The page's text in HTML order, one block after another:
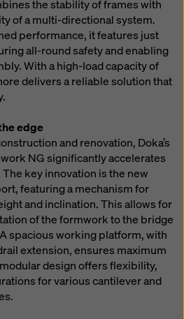
the stability of frames with
of a multi-directional system.
performance, it features just
all-round safety and enabling
With a high-load capacity of
delivers a reliable solution that
edge
and renovation, Doka’s
NG significantly accelerates
key innovation is the new
featuring a mechanism for
and inclination. This allows for
of the formwork to the bridge
spacious working platform, with
extension, ensures maximum
design offers flexibility,
for various cantilever and